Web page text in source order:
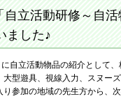
自立活動研修～自
ました♪
自立活動物品の紹介として
型遊具、視線入力、スヌー
参加の地域の先生方から、